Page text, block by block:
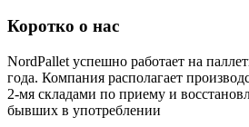
Коротко о нас
NordPallet уcпешно работает на
года. Компания располагает
2-мя складами по приему и
бывших в употреблении